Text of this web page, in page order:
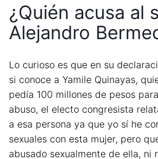
¿Quién acusa al
Alejandro
Lo curioso es que en su
si conoce a Yamile Quinayas,
pedía 100 millones de pesos
abuso, el electo congresista
a esa persona ya que yo sí he
sexuales con esta mujer, pero
abusado sexualmente de ella, ni